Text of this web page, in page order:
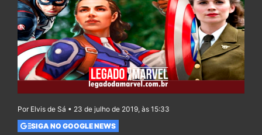
Por Elvis de Sá • 23 de julho de 2019, às 15:33
SIGA NO GOOGLE NEWS